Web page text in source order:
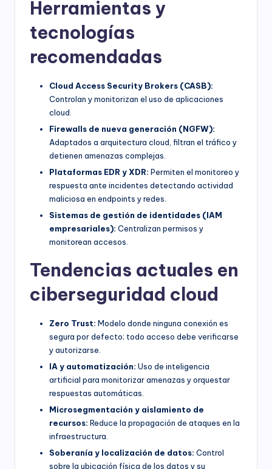
Herramientas y
tecnologías
recomendadas
Cloud Access Security Brokers (CASB):
Controlan y monitorizan el uso de aplicaciones
cloud.
Firewalls de nueva generación (NGFW):
Adaptados a arquitectura cloud, filtran el tráfico y
detienen amenazas complejas.
Plataformas EDR y XDR: Permiten el monitoreo y
respuesta ante incidentes detectando actividad
maliciosa en endpoints y redes.
Sistemas de gestión de identidades (IAM
empresariales): Centralizan permisos y
monitorean accesos.
Tendencias actuales en
ciberseguridad cloud
Zero Trust: Modelo donde ninguna conexión es
segura por defecto; todo acceso debe verificarse
y autorizarse.
IA y automatización: Uso de inteligencia
artificial para monitorizar amenazas y orquestar
respuestas automáticas.
Microsegmentación y aislamiento de
recursos: Reduce la propagación de ataques en la
infraestructura.
Soberanía y localización de datos: Control
sobre la ubicación física de los datos y su